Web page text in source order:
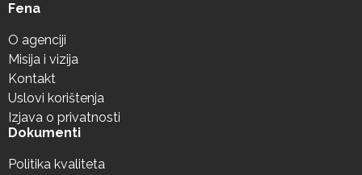
Fena
O agenciji
Misija i vizija
Kontakt
Uslovi korištenja
Izjava o privatnosti
Dokumenti
Politika kvaliteta